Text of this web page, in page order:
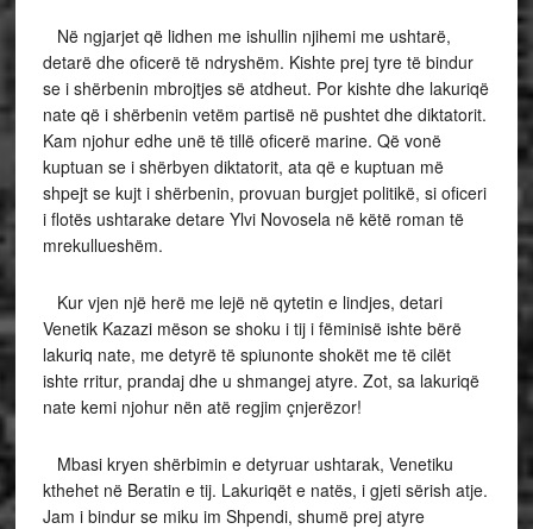
Në ngjarjet që lidhen me ishullin njihemi me ushtarë,
detarë dhe oficerë të ndryshëm. Kishte prej tyre të bindur
se i shërbenin mbrojtjes së atdheut. Por kishte dhe lakuriqë
nate që i shërbenin vetëm partisë në pushtet dhe diktatorit.
Kam njohur edhe unë të tillë oficerë marine. Që vonë
kuptuan se i shërbyen diktatorit, ata që e kuptuan më
shpejt se kujt i shërbenin, provuan burgjet politikë, si oficeri
i flotës ushtarake detare Ylvi Novosela në këtë roman të
mrekullueshëm.
Kur vjen një herë me lejë në qytetin e lindjes, detari
Venetik Kazazi mëson se shoku i tij i fëminisë ishte bërë
lakuriq nate, me detyrë të spiunonte shokët me të cilët
ishte rritur, prandaj dhe u shmangej atyre. Zot, sa lakuriqë
nate kemi njohur nën atë regjim çnjerëzor!
Mbasi kryen shërbimin e detyruar ushtarak, Venetiku
kthehet në Beratin e tij. Lakuriqët e natës, i gjeti sërish atje.
Jam i bindur se miku im Shpendi, shumë prej atyre